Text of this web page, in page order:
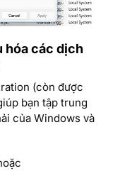
hóa các dịch
(còn được
bạn tập trung
của Windows và